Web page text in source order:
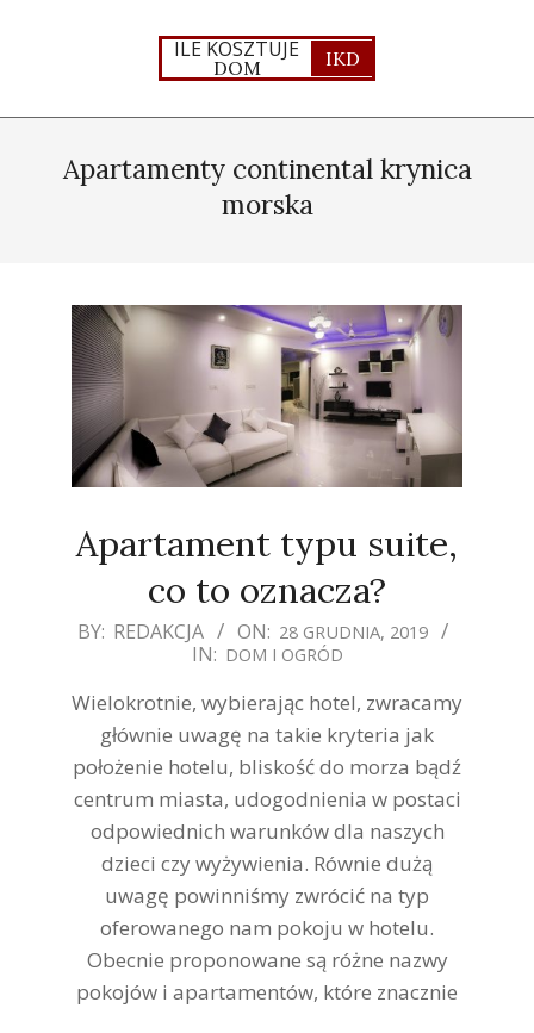
ILE KOSZTUJE
DOM IKD
NavigationApartamenty continental krynica
morska
Apartament typu suite,
co to oznacza?
2019-
28
BY: REDAKCJA ON: 28 GRUDNIA, 2019
IN: DOM I OGRÓD
Wielokrotnie, wybierając hotel, zwracamy
głównie uwagę na takie kryteria jak
położenie hotelu, bliskość do morza bądź
centrum miasta, udogodnienia w postaci
odpowiednich warunków dla naszych
dzieci czy wyżywienia. Równie dużą
uwagę powinniśmy zwrócić na typ
oferowanego nam pokoju w hotelu.
Obecnie proponowane są różne nazwy
pokojów i apartamentów, które znacznie